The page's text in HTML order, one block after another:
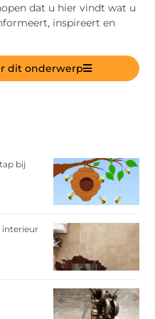
dat u hier vindt wat u
inspireert en
dit onderwerp
bij
interieur